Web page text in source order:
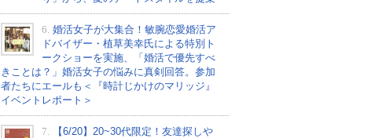
6. 婚活女子が大集合！敏腕恋愛婚活ア
ドバイザー・植草美幸氏による特別ト
ークショーを実施、「婚活で優先すべ
きことは？」婚活女子の悩みに真剣回答。参加
者たちにエールも＜『時計じかけのマリッジ』
イベントレポート＞
7.
【6/20】20~30代限定！友達探しや